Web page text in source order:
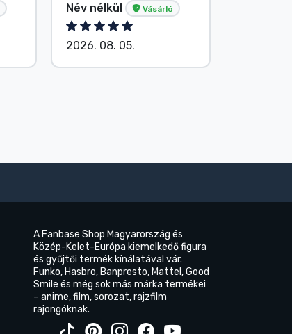
Név nélkül Vásárló
2026. 08. 05.
A Fanbase Shop Magyarország és
Közép-Kelet-Európa kiemelkedő figura
és gyűjtői termék kínálatával vár.
Funko, Hasbro, Banpresto, Mattel, Good
Smile és még sok más márka termékei
– anime, film, sorozat, rajzfilm
rajongóknak.